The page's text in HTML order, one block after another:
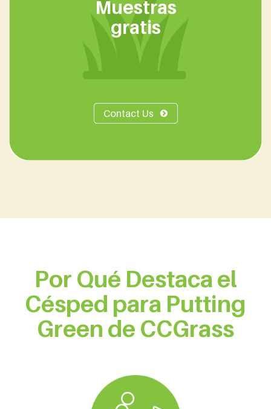
Muestras
gratis
Contact Us
Por Qué Destaca el
Césped para Putting
Green de CCGrass